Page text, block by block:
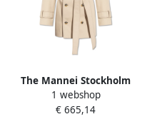
The Mannei Stockholm
korte trenchcoat Beige
Dames
1 webshop
€ 665,14